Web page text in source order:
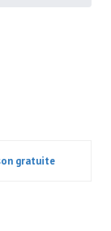
gratuite